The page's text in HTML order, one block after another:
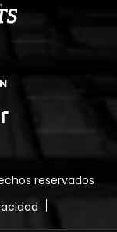
reservados